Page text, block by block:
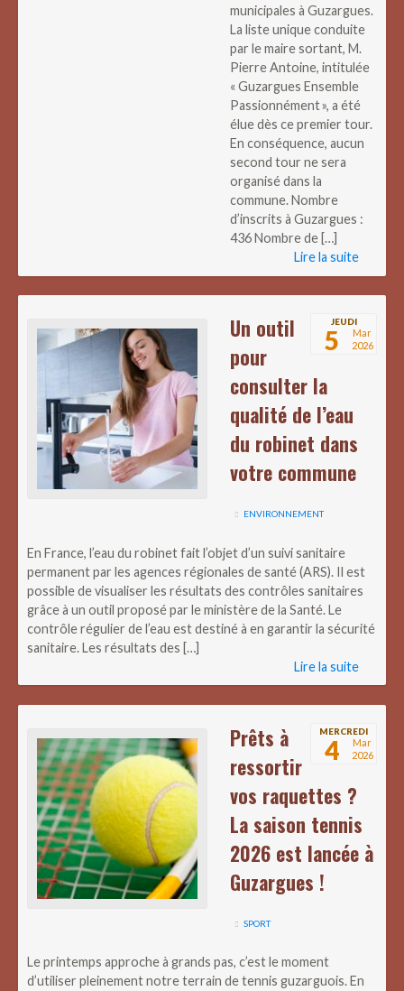
municipales à Guzargues.
La liste unique conduite
par le maire sortant, M.
Pierre Antoine, intitulée
« Guzargues Ensemble
Passionnément », a été
élue dès ce premier tour.
En conséquence, aucun
second tour ne sera
organisé dans la
commune. Nombre
d’inscrits à Guzargues :
436 Nombre de […]
Lire la suite
JEUDI
5
Mar
2026
Un outil
pour
consulter la
qualité de l’eau
du robinet dans
votre commune
ENVIRONNEMENT
En France, l’eau du robinet fait l’objet d’un suivi sanitaire
permanent par les agences régionales de santé (ARS). Il est
possible de visualiser les résultats des contrôles sanitaires
grâce à un outil proposé par le ministère de la Santé. Le
contrôle régulier de l’eau est destiné à en garantir la sécurité
sanitaire. Les résultats des […]
Lire la suite
MERCREDI
4
Mar
2026
Prêts à
ressortir
vos raquettes ?
La saison tennis
2026 est lancée à
Guzargues !
SPORT
Le printemps approche à grands pas, c’est le moment
d’utiliser pleinement notre terrain de tennis guzarguois. En